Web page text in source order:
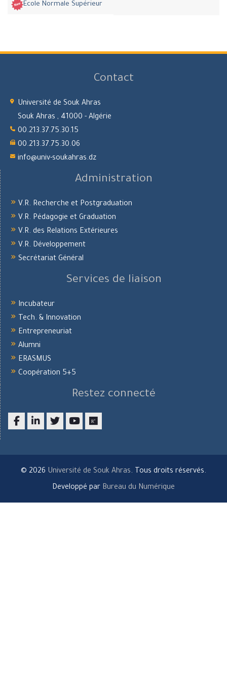
Ecole Normale Supérieur
Contact
Université de Souk Ahras
Souk Ahras , 41000 - Algérie
00.213.37.75.30.15
00.213.37.75.30.06
info@univ-soukahras.dz
Administration
V.R. Recherche et Postgraduation
V.R. Pédagogie et Graduation
V.R. des Relations Extérieures
V.R. Développement
Secrétariat Général
Services de liaison
Incubateur
Tech. & Innovation
Entrepreneuriat
Alumni
ERASMUS
Coopération 5+5
Restez connecté
© 2026 Université de Souk Ahras. Tous droits réservés.
Developpé par Bureau du Numérique